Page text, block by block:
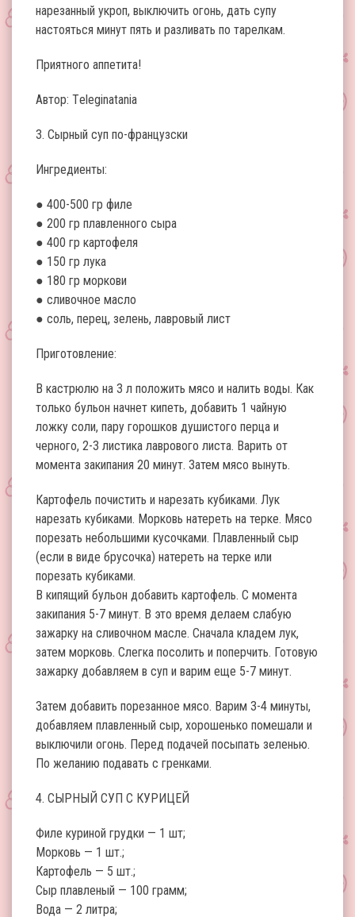
нарезанный укроп, выключить огонь, дать супу
настояться минут пять и разливать по тарелкам.
Приятного аппетита!
Автор: Тeleginatania
3. Сырный суп по-французски
Ингредиенты:
● 400-500 гр филе
● 200 гр плавленного сыра
● 400 гр картофеля
● 150 гр лука
● 180 гр моркови
● сливочное масло
● соль, перец, зелень, лавровый лист
Приготовление:
В кастрюлю на 3 л положить мясо и налить воды. Как
только бульон начнет кипеть, добавить 1 чайную
ложку соли, пару горошков душистого перца и
черного, 2-3 листика лаврового листа. Варить от
момента закипания 20 минут. Затем мясо вынуть.
Картофель почистить и нарезать кубиками. Лук
нарезать кубиками. Морковь натереть на терке. Мясо
порезать небольшими кусочками. Плавленный сыр
(если в виде брусочка) натереть на терке или
порезать кубиками.
В кипящий бульон добавить картофель. С момента
закипания 5-7 минут. В это время делаем слабую
зажарку на сливочном масле. Сначала кладем лук,
затем морковь. Слегка посолить и поперчить. Готовую
зажарку добавляем в суп и варим еще 5-7 минут.
Затем добавить порезанное мясо. Варим 3-4 минуты,
добавляем плавленный сыр, хорошенько помешали и
выключили огонь. Перед подачей посыпать зеленью.
По желанию подавать с гренками.
4. СЫРНЫЙ СУП С КУРИЦЕЙ
Филе куриной грудки — 1 шт;
Морковь — 1 шт.;
Картофель — 5 шт.;
Сыр плавленый — 100 грамм;
Вода — 2 литра;